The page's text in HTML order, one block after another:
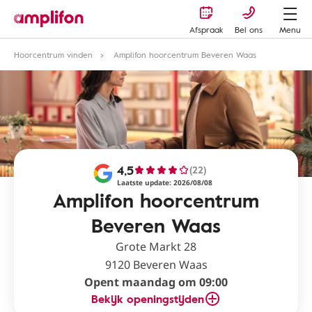
Afspraak Bel ons
Menu
Hoorcentrum vinden
Amplifon hoorcentrum Beveren Waas
Amplifon hoorcentrum
Beveren Waas
4,5 (22)
Laatste update: 2026/08/08
Grote Markt 28
9120 Beveren Waas
Opent maandag om 09:00
Bekijk openingstijden